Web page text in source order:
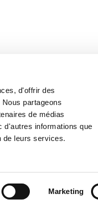
d'offrir des
partageons
de médias
d'autres informations que
de leurs services.
Marketing